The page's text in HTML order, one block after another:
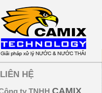
LIÊN HỆ
ty TNHH CAMIX